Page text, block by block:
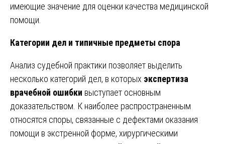
имеющие значение для оценки качества медицинской
помощи.
Категории дел и типичные предметы спора
Анализ судебной практики позволяет выделить
несколько категорий дел, в которых экспертиза
врачебной ошибки выступает основным
доказательством. К наиболее распространенным
относятся споры, связанные с дефектами оказания
помощи в экстренной форме, хирургическими